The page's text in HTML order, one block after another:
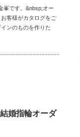
峯です。&nbsp;オー
客様がカタログをご
ンのものを作りた
婚指輪オーダ